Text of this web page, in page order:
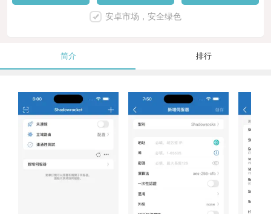
安卓市场，安全绿色
简介 排行